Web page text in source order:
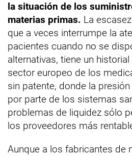
la situación de los
materias primas. La
que a veces interrumpe la
pacientes cuando no se
alternativas, tiene un
sector europeo de los
sin patente, donde la
por parte de los sistemas
problemas de liquidez sólo
los proveedores más
Aunque a los fabricantes de